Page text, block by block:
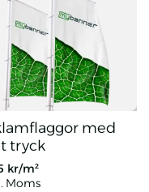
med
tryck
kr/m²
Moms